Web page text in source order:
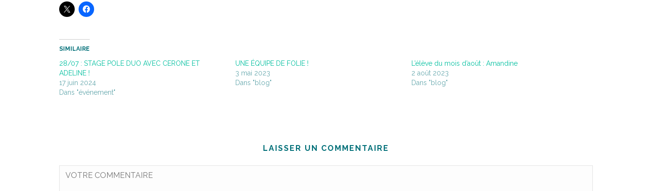
SIMILAIRE
28/07 : STAGE POLE DUO AVEC CERONE ET
ADELINE !
17 juin 2024
Dans "événement"
UNE ÉQUIPE DE FOLIE !
3 mai 2023
Dans "blog"
L’élève du mois d’août : Amandine
2 août 2023
Dans "blog"
LAISSER UN COMMENTAIRE